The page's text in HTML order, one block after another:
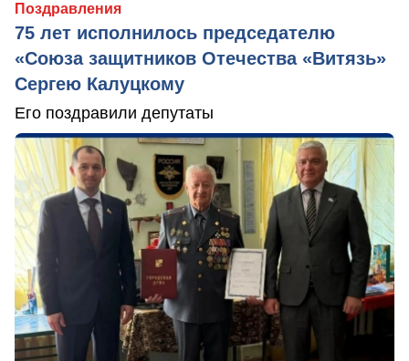
Поздравления
75 лет исполнилось председателю
«Союза защитников Отечества «Витязь»
Сергею Калуцкому
Его поздравили депутаты